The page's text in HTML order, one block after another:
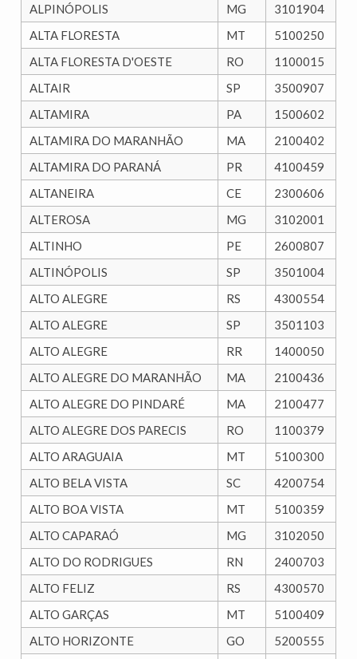
ALPINÓPOLIS
MG
3101904
ALTA FLORESTA
MT
5100250
ALTA FLORESTA D'OESTE
RO
1100015
ALTAIR
SP
3500907
ALTAMIRA
PA
1500602
ALTAMIRA DO MARANHÃO
MA
2100402
ALTAMIRA DO PARANÁ
PR
4100459
ALTANEIRA
CE
2300606
ALTEROSA
MG
3102001
ALTINHO
PE
2600807
ALTINÓPOLIS
SP
3501004
ALTO ALEGRE
RS
4300554
ALTO ALEGRE
SP
3501103
ALTO ALEGRE
RR
1400050
ALTO ALEGRE DO MARANHÃO
MA
2100436
ALTO ALEGRE DO PINDARÉ
MA
2100477
ALTO ALEGRE DOS PARECIS
RO
1100379
ALTO ARAGUAIA
MT
5100300
ALTO BELA VISTA
SC
4200754
ALTO BOA VISTA
MT
5100359
ALTO CAPARAÓ
MG
3102050
ALTO DO RODRIGUES
RN
2400703
ALTO FELIZ
RS
4300570
ALTO GARÇAS
MT
5100409
ALTO HORIZONTE
GO
5200555